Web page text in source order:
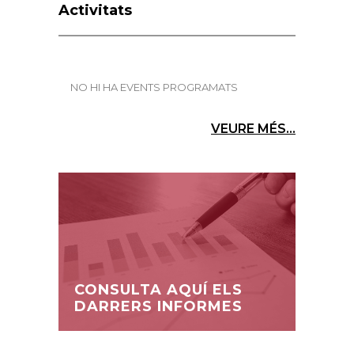
Activitats
NO HI HA EVENTS PROGRAMATS
VEURE MÉS...
CONSULTA AQUÍ ELS
DARRERS INFORMES